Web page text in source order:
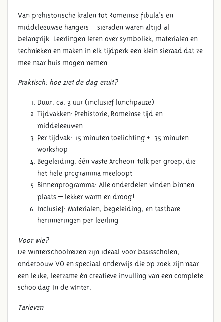
WINTERSCHOOLREISJE
Van prehistorische kralen tot Romeinse fibula’s en
middeleeuwse hangers – sieraden waren altijd al
belangrijk. Leerlingen leren over symboliek, materialen en
technieken en maken in elk tijdperk een klein sieraad dat ze
mee naar huis mogen nemen.
Praktisch: hoe ziet de dag eruit?
Duur: ca. 3 uur (inclusief lunchpauze)
Tijdvakken: Prehistorie, Romeinse tijd en
middeleeuwen
Per tijdvak: ± 15 minuten toelichting + ± 35 minuten
workshop
Begeleiding: één vaste Archeon-tolk per groep, die
het hele programma meeloopt
Binnenprogramma: Alle onderdelen vinden binnen
plaats – lekker warm en droog!
Inclusief: Materialen, begeleiding, en tastbare
herinneringen per leerling
Voor wie?
De Winterschoolreizen zijn ideaal voor basisscholen,
onderbouw VO en speciaal onderwijs die op zoek zijn naar
een leuke, leerzame én creatieve invulling van een complete
schooldag in de winter.
Tarieven